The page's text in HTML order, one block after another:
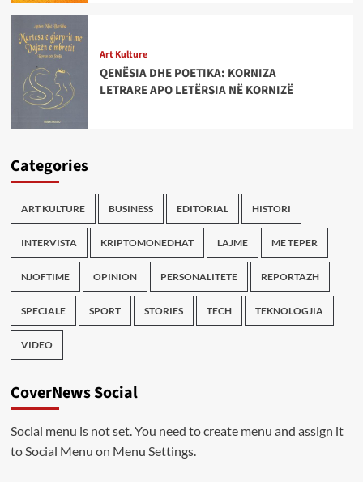
Art Kulture
QENËSIA DHE POETIKA: KORNIZA
LETRARE APO LETËRSIA NË KORNIZË
Categories
ART KULTURE BUSINESS EDITORIAL HISTORI
INTERVISTA KRIPTOMONEDHAT LAJME ME TEPER
NJOFTIME OPINION PERSONALITETE REPORTAZH
SPECIALE SPORT STORIES TECH TEKNOLOGJIA
VIDEO
CoverNews Social
Social menu is not set. You need to create menu and assign it
to Social Menu on Menu Settings.